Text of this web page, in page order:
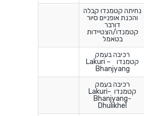
נחיתה קטמנדו קבלה
והכנת אופניים סיור
דורבר
קטמנדו/הצטיידות
בטאמל
רכיבה בעמק
קטמנדו Lakuri –
Bhanjyang
רכיבה בעמק
קטמנדו Lakuri-
Bhanjyang-
Dhulikhel